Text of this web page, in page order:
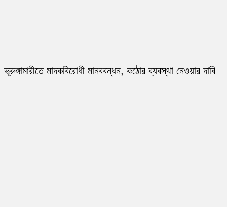
ভূরুঙ্গামারীতে মাদকবিরোধী মানববন্ধন, কঠোর ব্যবস্থা নেওয়ার দাবি